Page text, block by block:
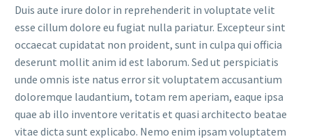
Duis aute irure dolor in reprehenderit in voluptate velit
esse cillum dolore eu fugiat nulla pariatur. Excepteur sint
occaecat cupidatat non proident, sunt in culpa qui officia
deserunt mollit anim id est laborum. Sed ut perspiciatis
unde omnis iste natus error sit voluptatem accusantium
doloremque laudantium, totam rem aperiam, eaque ipsa
quae ab illo inventore veritatis et quasi architecto beatae
vitae dicta sunt explicabo. Nemo enim ipsam voluptatem